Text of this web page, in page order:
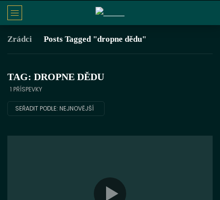
Zrádci Posts Tagged "dropne dědu"
TAG: DROPNE DĚDU
1 PŘÍSPEVKY
SEŘADIT PODLE: NEJNOVĚJŠÍ